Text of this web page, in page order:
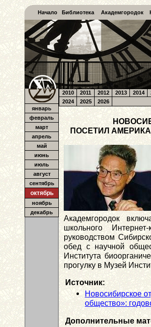
Начало Библиотека Академгородок
январь
февраль
март
апрель
май
июнь
июль
август
сентябрь
октябрь
ноябрь
декабрь
2010 2011 2012 2013 2014
2024
2025 2026
ПОСЕТИЛ
Академгородок
школьного
руководством
обед с научной
Института
прогулку в Музей
Источник:
Новосибирское
общество»:
Дополнительные